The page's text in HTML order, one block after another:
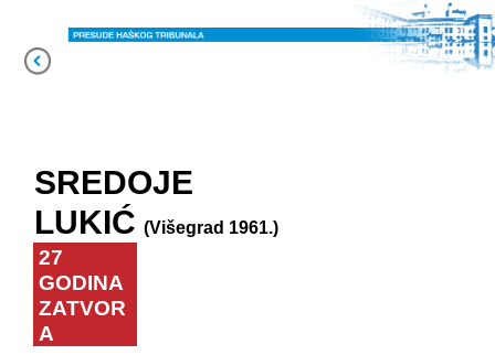
SREDOJE
LUKIĆ (Višegrad 1961.)
27
GODINA
ZATVOR
A